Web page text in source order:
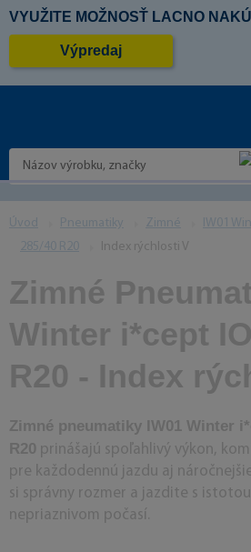
VYUŽITE MOŽNOSŤ LACNO
Výpredaj
Úvod Pneumatiky Zimné
IW01
285/40 R20
Index rýchlosti V
Zimné
Winter i*cept
R20 - Index
Zimné pneumatiky IW01 Winter
R20 prinášajú spoľahlivý výkon,
pre každodennú jazdu aj
si správny rozmer a jazdite s
nepriaznivom počasí.